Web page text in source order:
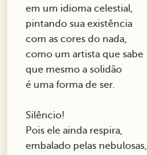
em um idioma celestial,
pintando sua existência
com as cores do nada,
como um artista que sabe
que mesmo a solidão
é uma forma de ser.
Silêncio!
Pois ele ainda respira,
embalado pelas nebulosas,